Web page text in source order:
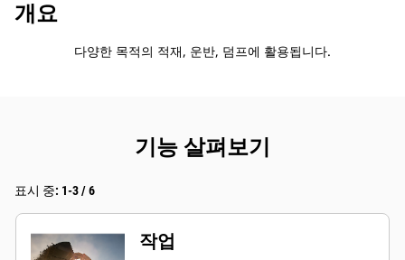
개요
다양한 목적의 적재, 운반, 덤프에 활용됩니다.
기능 살펴보기
표시 중: 1-3 / 6
작업